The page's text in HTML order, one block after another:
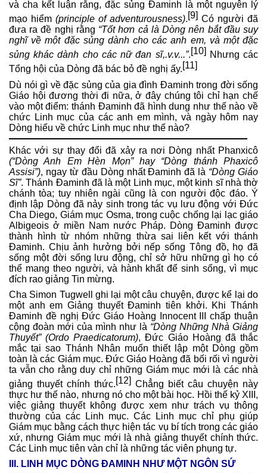
và cha kết luận rằng, đặc sủng Đaminh là một nguyên lý
mạo hiểm (principle of adventurousness).[9] Có người đã
đưa ra đề nghị rằng “Tốt hơn cả là Dòng nên bắt đầu suy
nghĩ về một đặc sủng dành cho các anh em, và một đặc
sủng khác dành cho các nữ đan sĩ,.v.v...”.[10]Nhưng các
Tổng hội của Dòng đã bác bỏ đề nghị ấy.[11]
Dù nói gì về đặc sủng của gia đình Đaminh trong đời sống
Giáo hội đương thời đi nữa, ở đây chúng tôi chỉ hạn chế
vào một điểm: thánh Đaminh đã hình dung như thế nào về
chức Linh mục của các anh em mình, và ngày hôm nay
Dòng hiểu về chức Linh mục như thế nào?
Khác với sự thay đổi đã xảy ra nơi Dòng nhất Phanxicô
(“Dòng Anh Em Hèn Mọn” hay “Dòng thánh Phaxicô
Assisi”), ngay từ đầu Dòng nhất Đaminh đã là “Dòng Giáo
Sĩ”. Thánh Đaminh đã là một Linh mục, một kinh sĩ nhà thờ
chánh tòa; tuy nhiên ngài cũng là con người độc đáo. Ý
định lập Dòng đã nảy sinh trong tác vụ lưu động với Đức
Cha Diego, Giám mục Osma, trong cuộc chống lại lạc giáo
Albigeois ở miền Nam nước Pháp. Dòng Đaminh được
thành hình từ nhóm những thừa sai liên kết với thánh
Đaminh. Chịu ảnh hưởng bởi nếp sống Tông đồ, họ đã
sống một đời sống lưu động, chỉ sở hữu những gì họ có
thể mang theo người, và hành khất để sinh sống, vì mục
đích rao giảng Tin mừng.
Cha Simon Tugwell ghi lại một câu chuyện, được kể lại do
một anh em Giảng thuyết Đaminh tiên khởi. Khi Thánh
Đaminh đề nghị Đức Giáo Hoàng Innocent III chấp thuận
cộng đoàn mới của mình như là “Dòng Những Nhà Giảng
Thuyết” (Ordo Praedicatorum), Đức Giáo Hoàng đã thắc
mắc tại sao Thánh Nhân muốn thiết lập một Dòng gồm
toàn là các Giám mục. Đức Giáo Hoàng đã bối rối vì người
ta vẫn cho rằng duy chỉ những Giám mục mới là các nhà
giảng thuyết chính thức.[12] Chẳng biết câu chuyện này
thực hư thế nào, nhưng nó cho một bài học. Hồi thế kỷ XIII,
việc giảng thuyết không được xem như trách vụ thông
thường của các Linh mục. Các Linh mục chỉ phụ giúp
Giám mục bằng cách thực hiện tác vụ bí tích trong các giáo
xứ, nhưng Giám mục mới là nhà giảng thuyết chính thức.
Các Linh mục tiên vàn chỉ là những tác viên phụng tự.
III. LINH MỤC DÒNG ĐAMINH NHƯ MỘT NGÔN SỨ